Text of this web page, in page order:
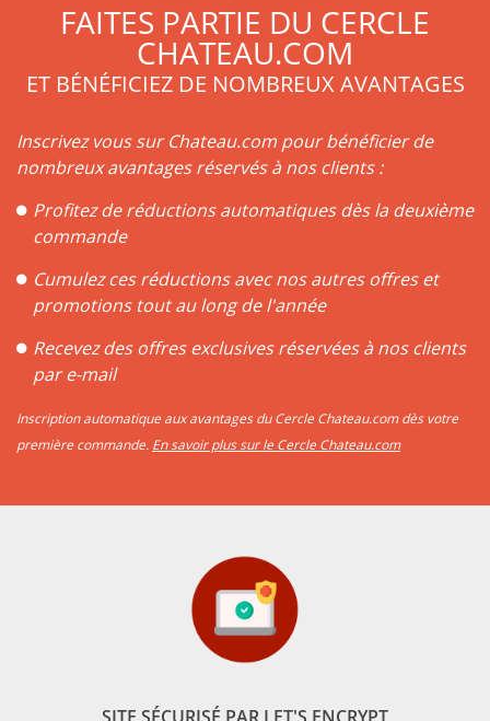
FAITES PARTIE DU CERCLE
CHATEAU.COM
ET BÉNÉFICIEZ DE NOMBREUX AVANTAGES
Inscrivez vous sur Chateau.com pour bénéficier de
nombreux avantages réservés à nos clients :
Profitez de réductions automatiques dès la deuxième
commande
Cumulez ces réductions avec nos autres offres et
promotions tout au long de l'année
Recevez des offres exclusives réservées à nos clients
par e-mail
Inscription automatique aux avantages du Cercle Chateau.com dès votre
première commande. En savoir plus sur le Cercle Chateau.com